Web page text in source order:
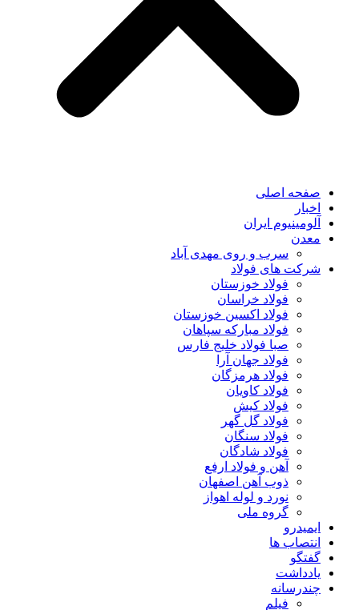
صفحه اصلی
اخبار
آلومینیوم ایران
معدن
سرب و روی مهدی آباد
شرکت های فولاد
فولاد خوزستان
فولاد خراسان
فولاد اکسین خوزستان
فولاد مبارکه سپاهان
صبا فولاد خلیج فارس
فولاد جهان آرا
فولاد هرمزگان
فولاد کاویان
فولاد کیش
فولاد گل گهر
فولاد سنگان
فولاد شادگان
آهن و فولاد ارفع
ذوب آهن اصفهان
نورد و لوله اهواز
گروه ملی
ایمیدرو
انتصاب ها
گفتگو
یادداشت
چندرسانه
فیلم